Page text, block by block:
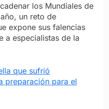
los Mundiales de
un reto de
expone sus falencias
a especialistas de la
que sufrió
preparación para el